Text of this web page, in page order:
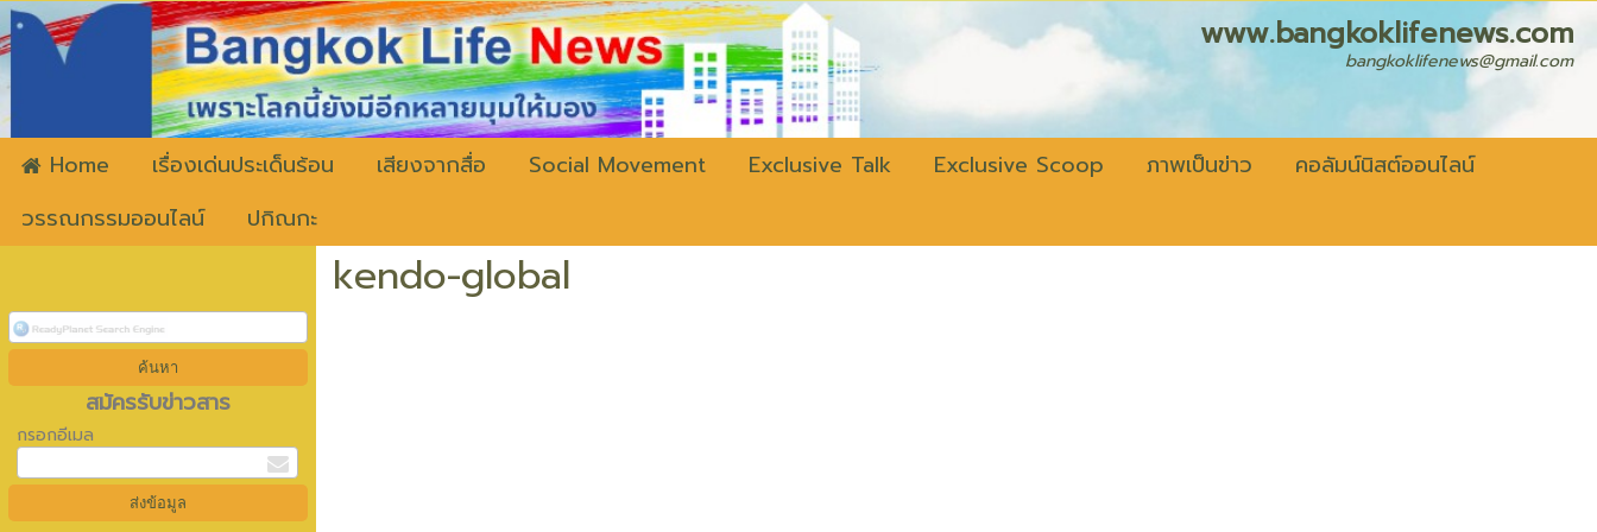
www.bangkoklifenews.com
bangkoklifenews@gmail.com
Home เรื่องเด่นประเด็นร้อน เสียงจากสื่อ Social Movement Exclusive Talk Exclusive Scoop ภาพเป็นข่าว
คอลัมน์นิสต์ออนไลน์
วรรณกรรมออนไลน์
ปกิณกะ
สมัครรับข่าวสาร
กรอกอีเมล
kendo-global